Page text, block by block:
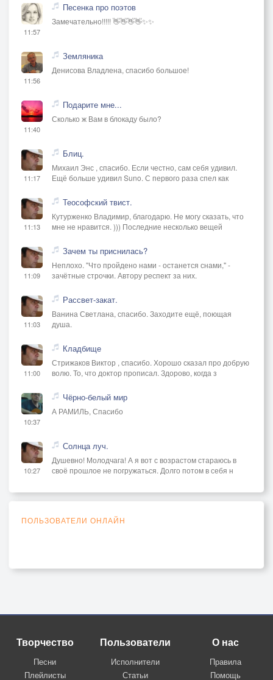
11:57
Песенка про поэтов
Замечательно!!!!! 👋👋👋👋✨✨
11:56
Земляника
Денисова Владлена, спасибо большое!
11:40
Подарите мне...
Сколько ж Вам в блокаду было?
11:17
Блиц.
Михаил Энс , спасибо. Если честно, сам себя удивил.
Ещё больше удивил Suno. С первого раза спел как
11:13
Теософский твист.
Кутурженко Владимир, благодарю. Не могу сказать, что
мне не нравится. ))) Последние несколько вещей
11:09
Зачем ты приснилась?
Неплохо. "Что пройдено нами - останется снами," -
зачётные строчки. Автору респект за них.
11:03
Рассвет-закат.
Ванина Светлана, спасибо. Заходите ещё, поющая
душа.
11:00
Кладбище
Стрижаков Виктор , спасибо. Хорошо сказал про добрую
волю. То, что доктор прописал. Здорово, когда з
10:37
Чёрно-белый мир
А РАМИЛЬ, Спасибо
10:27
Солнца луч.
Душевно! Молодчага! А я вот с возрастом стараюсь в
своё прошлое не погружаться. Долго потом в себя н
ПОЛЬЗОВАТЕЛИ ОНЛАЙН
Творчество
Песни
Плейлисты
Пользователи
Исполнители
Статьи
О нас
Правила
Помощь